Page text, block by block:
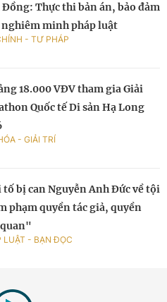
Đồng: Thực thi bản án, bảo đảm
minh pháp luật
- TƯ PHÁP
18.000 VĐV tham gia Giải
Quốc tế Di sản Hạ Long
- GIẢI TRÍ
tố bị can Nguyễn Anh Đức về tội
phạm quyền tác giả, quyền
LUẬT - BẠN ĐỌC